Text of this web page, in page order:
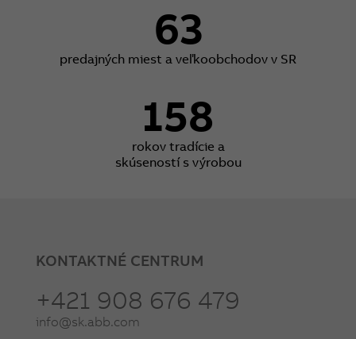
63
predajných miest a veľkoobchodov v SR
158
rokov tradície a
skúseností s výrobou
KONTAKTNÉ CENTRUM
+421 908 676 479
info@sk.abb.com